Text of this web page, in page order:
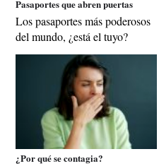
Pasaportes que abren puertas
Los pasaportes más poderosos
del mundo, ¿está el tuyo?
¿Por qué se contagia?